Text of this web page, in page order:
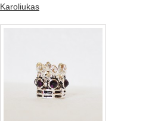
Karoliukas